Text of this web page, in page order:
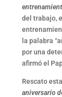
del trabajo,
la palabra
por una
afirmó el
Rescato
aniversario